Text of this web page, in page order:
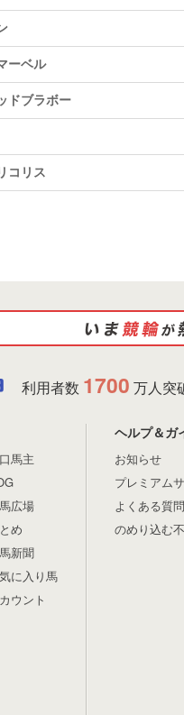
ーベル
ドブラボー
コリス
利用者数 1700 万人突
馬主
広場
め
新聞
に入り馬
ウント
ヘルプ＆ガ
お知らせ
プレミアム
よくある質
のめり込む